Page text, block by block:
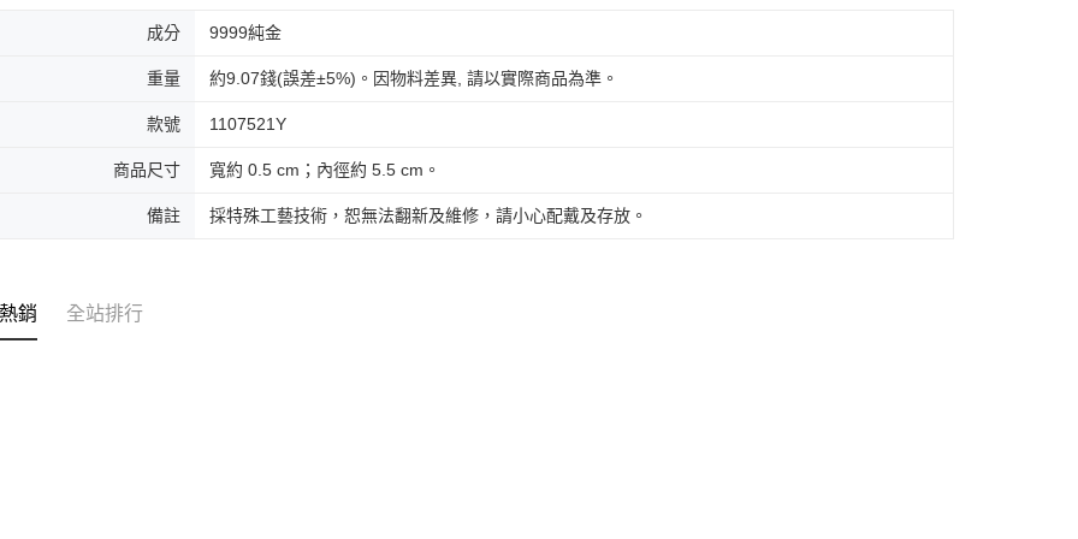
成分 9999純金
重量 約9.07錢(誤差±5%)。因物料差異, 請以實際商品為準。
款號 1107521Y
商品尺寸 寬約 0.5 cm；內徑約 5.5 cm。
備註 採特殊工藝技術，恕無法翻新及維修，請小心配戴及存放。
銷 全站排行